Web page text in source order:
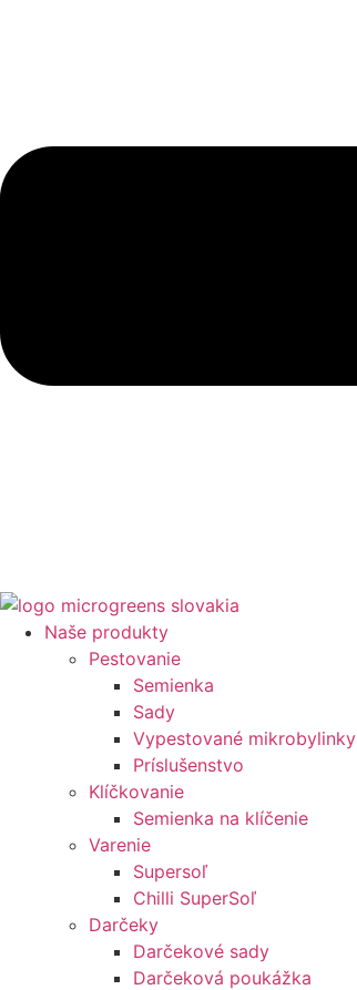
Naše produkty
Pestovanie
Semienka
Sady
Vypestované mikrobylinky
Príslušenstvo
Klíčkovanie
Semienka na klíčenie
Varenie
Supersoľ
Chilli SuperSoľ
Darčeky
Darčekové sady
Darčeková poukážka